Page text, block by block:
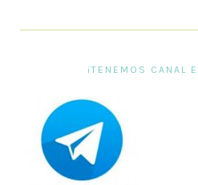
¡TENEMOS CANAL